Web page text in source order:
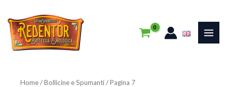
contenuto
Home/Bollicine e Spumanti/ Pagina 7